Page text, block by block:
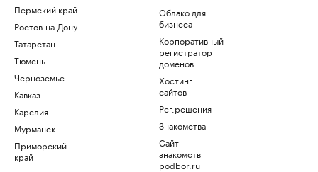
Пермский край
Ростов-на-Дону
Татарстан
Тюмень
Черноземье
Кавказ
Карелия
Мурманск
Приморский
край
Облако для
бизнеса
Корпоративный
регистратор
доменов
Хостинг
сайтов
Рег.решения
Знакомства
Сайт
знакомств
podbor.ru